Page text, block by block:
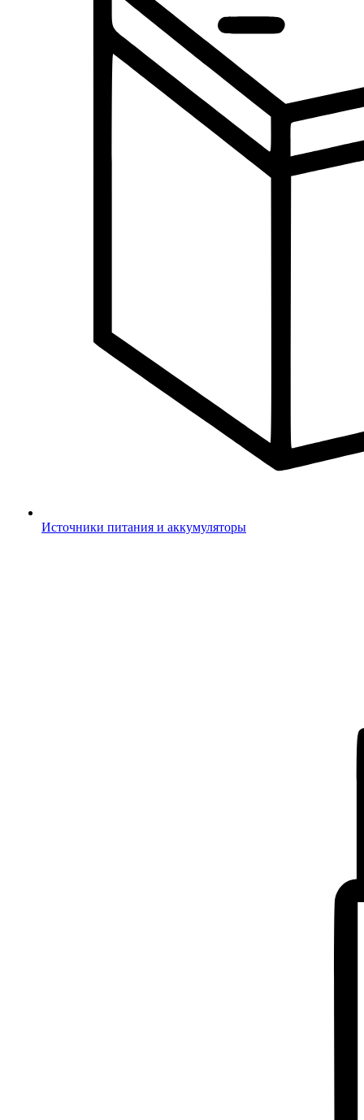
Источники питания и аккумуляторы